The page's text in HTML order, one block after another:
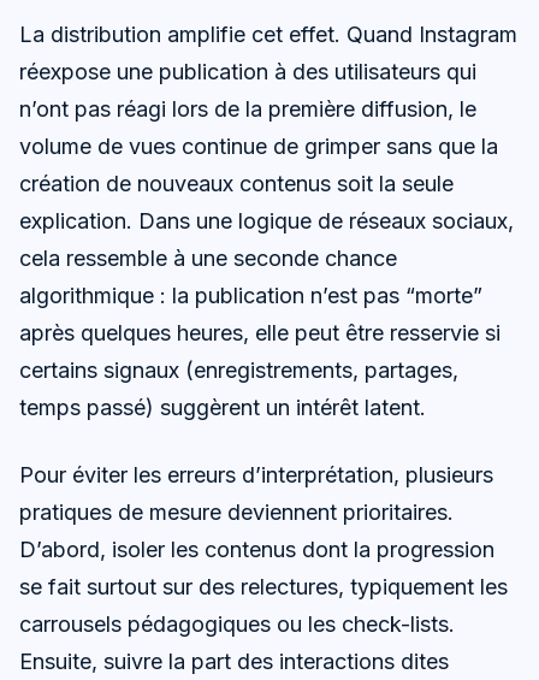
La distribution amplifie cet effet. Quand Instagram
réexpose une publication à des utilisateurs qui
n’ont pas réagi lors de la première diffusion, le
volume de vues continue de grimper sans que la
création de nouveaux contenus soit la seule
explication. Dans une logique de réseaux sociaux,
cela ressemble à une seconde chance
algorithmique : la publication n’est pas “morte”
après quelques heures, elle peut être resservie si
certains signaux (enregistrements, partages,
temps passé) suggèrent un intérêt latent.
Pour éviter les erreurs d’interprétation, plusieurs
pratiques de mesure deviennent prioritaires.
D’abord, isoler les contenus dont la progression
se fait surtout sur des relectures, typiquement les
carrousels pédagogiques ou les check-lists.
Ensuite, suivre la part des interactions dites